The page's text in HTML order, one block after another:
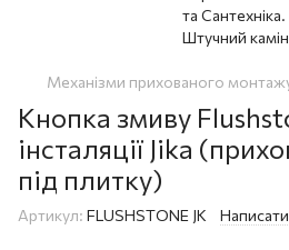
Механізми прихованого
Кнопка змиву
інсталяції Jika
під плитку)
Артикул: FLUSHSTONE JK Написати